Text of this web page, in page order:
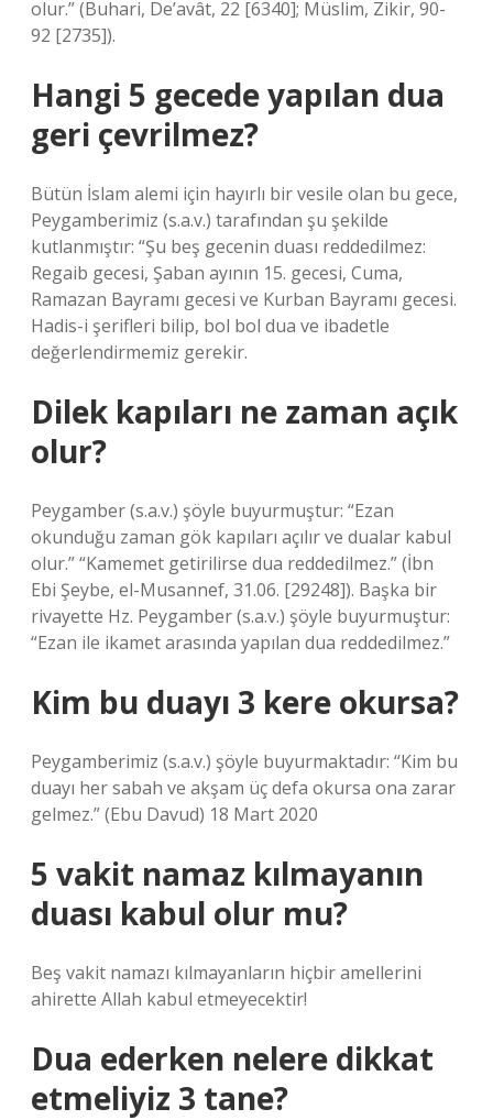
olur.” (Buhari, De’avât, 22 [6340]; Müslim, Zikir, 90-
92 [2735]).
Hangi 5 gecede yapılan dua
geri çevrilmez?
Bütün İslam alemi için hayırlı bir vesile olan bu gece,
Peygamberimiz (s.a.v.) tarafından şu şekilde
kutlanmıştır: “Şu beş gecenin duası reddedilmez:
Regaib gecesi, Şaban ayının 15. gecesi, Cuma,
Ramazan Bayramı gecesi ve Kurban Bayramı gecesi.
Hadis-i şerifleri bilip, bol bol dua ve ibadetle
değerlendirmemiz gerekir.
Dilek kapıları ne zaman açık
olur?
Peygamber (s.a.v.) şöyle buyurmuştur: “Ezan
okunduğu zaman gök kapıları açılır ve dualar kabul
olur.” “Kamemet getirilirse dua reddedilmez.” (İbn
Ebi Şeybe, el-Musannef, 31.06. [29248]). Başka bir
rivayette Hz. Peygamber (s.a.v.) şöyle buyurmuştur:
“Ezan ile ikamet arasında yapılan dua reddedilmez.”
Kim bu duayı 3 kere okursa?
Peygamberimiz (s.a.v.) şöyle buyurmaktadır: “Kim bu
duayı her sabah ve akşam üç defa okursa ona zarar
gelmez.” (Ebu Davud) 18 Mart 2020
5 vakit namaz kılmayanın
duası kabul olur mu?
Beş vakit namazı kılmayanların hiçbir amellerini
ahirette Allah kabul etmeyecektir!
Dua ederken nelere dikkat
etmeliyiz 3 tane?